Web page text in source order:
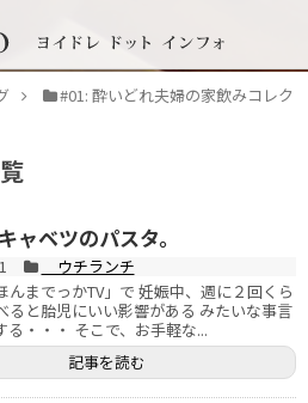
#01: 酔いどれ夫婦の家飲みコレク
ャベツのパスタ。
ウチランチ
んまでっかTV」で 妊娠中、週に２回くら
ると胎児にいい影響がある みたいな事言
る・・・ そこで、お手軽な...
記事を読む